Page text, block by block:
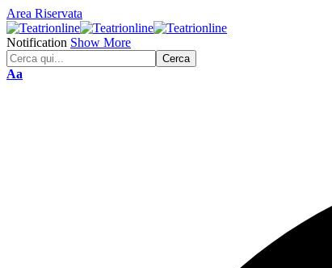
Area Riservata
Notification Show More
Font
Aa